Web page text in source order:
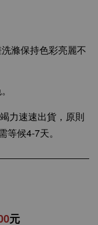
滌保持色彩亮麗不
力速速出貨，原則
候4-7天。
元